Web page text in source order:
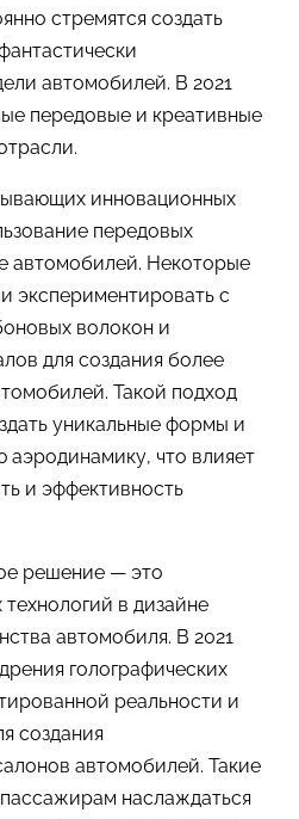
стремятся создать
автомобилей. В 2021
передовые и креативные
инновационных
передовых
автомобилей. Некоторые
экспериментировать с
волокон и
для создания более
Такой подход
уникальные формы и
аэродинамику, что влияет
и эффективность
решение — это
в дизайне
автомобиля. В 2021
голографических
реальности и
создания
автомобилей. Такие
наслаждаться